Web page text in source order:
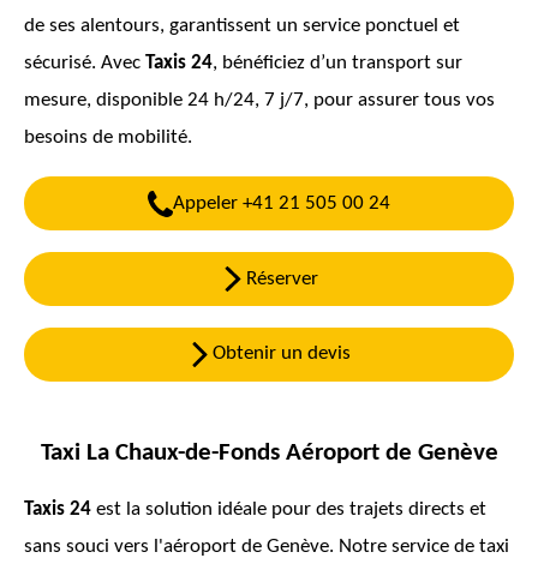
de ses alentours, garantissent un service ponctuel et
sécurisé. Avec Taxis 24, bénéficiez d’un transport sur
mesure, disponible 24 h/24, 7 j/7, pour assurer tous vos
besoins de mobilité.
Appeler +41 21 505 00 24
Réserver
Obtenir un devis
Taxi La Chaux-de-Fonds Aéroport de Genève
Taxis 24 est la solution idéale pour des trajets directs et
sans souci vers l'aéroport de Genève. Notre service de taxi